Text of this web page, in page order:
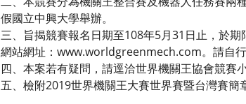
假國立中興大學舉辦。
三、旨揭競賽報名日期至108年5月31日止，於
網站網址：www.worldgreenmech.com。請自行
四、本案若有疑問，請逕洽世界機關王協會競賽
五、檢附2019世界機關王大賽世界賽暨台灣賽簡